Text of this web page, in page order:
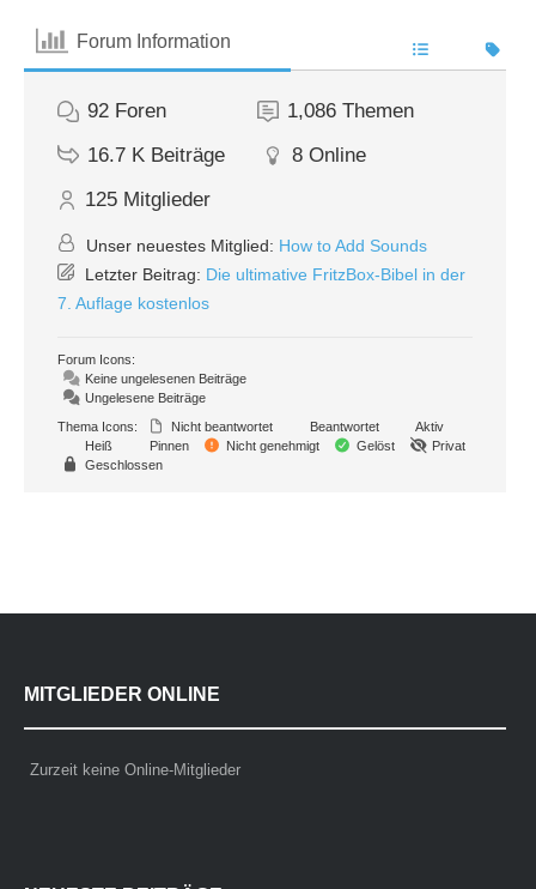
Forum Information
92 Foren 1,086 Themen
16.7 K Beiträge 8 Online
125 Mitglieder
Unser neuestes Mitglied: How to Add Sounds
Letzter Beitrag: Die ultimative FritzBox-Bibel in der
7. Auflage kostenlos
Forum Icons:
Keine ungelesenen Beiträge
Ungelesene Beiträge
Thema Icons:
Nicht beantwortet Beantwortet
Aktiv
Heiß
Pinnen Nicht genehmigt Gelöst
Privat
Geschlossen
MITGLIEDER ONLINE
Zurzeit keine Online-Mitglieder